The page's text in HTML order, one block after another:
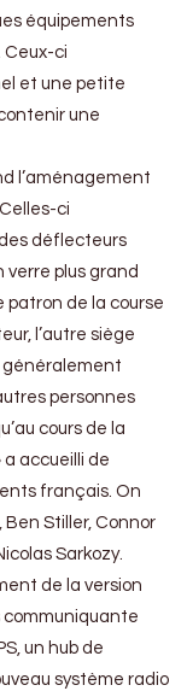
équipements
Ceux-ci
et une petite
une
l’aménagement
ci
déflecteurs
verre plus grand
patron de la course
l’autre siège
généralement
personnes
cours de la
accueilli de
français. On
Stiller, Connor
Sarkozy.
de la version
communiquante
un hub de
système radio